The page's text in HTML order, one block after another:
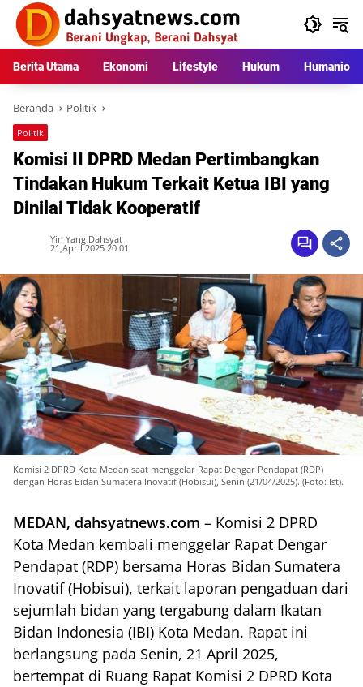
Langsung
konten
Berita Utama Ekonomi Lifestyle Hukum Humaniora
Beranda Politik
Politik
Komisi II DPRD Medan Pertimbangkan
Tindakan Hukum Terkait Ketua IBI yang
Dinilai Tidak Kooperatif
Yin Yang Dahsyat
21,April 2025 20 01
Komisi 2 DPRD Kota Medan saat menggelar Rapat Dengar Pendapat (RDP)
dengan Horas Bidan Sumatera Inovatif (Hobisui), Senin (21/04/2025). (Foto: Ist).
MEDAN, dahsyatnews.com – Komisi 2 DPRD
Kota Medan kembali menggelar Rapat Dengar
Pendapat (RDP) bersama Horas Bidan Sumatera
Inovatif (Hobisui), terkait laporan pengaduan dari
sejumlah bidan yang tergabung dalam Ikatan
Bidan Indonesia (IBI) Kota Medan. Rapat ini
berlangsung pada Senin, 21 April 2025,
bertempat di Ruang Rapat Komisi 2 DPRD Kota